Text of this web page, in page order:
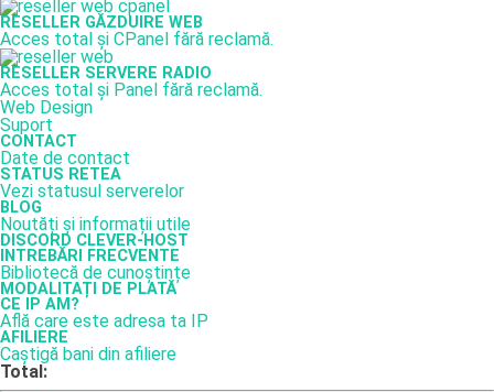
RESELLER GĂZDUIRE WEB
Acces total și CPanel fără reclamă.
RESELLER SERVERE RADIO
Acces total și Panel fără reclamă.
Web Design
Suport
CONTACT
Date de contact
STATUS RETEA
Vezi statusul serverelor
BLOG
Noutăți și informații utile
DISCORD CLEVER-HOST
INTREBĂRI FRECVENTE
Bibliotecă de cunoștințe
MODALITAȚI DE PLATĂ
CE IP AM?
Află care este adresa ta IP
AFILIERE
Caștigă bani din afiliere
Total: